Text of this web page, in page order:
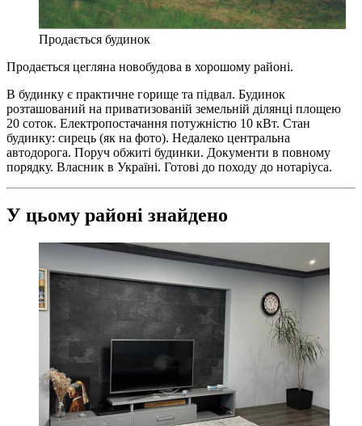
Продається будинок
Продається цегляна новобудова в хорошому районі.
В будинку є практичне горище та підвал. Будинок
розташований на приватизованій земельній ділянці площею
20 соток. Електропостачання потужністю 10 кВт. Стан
будинку: сирець (як на фото). Недалеко центральна
автодорога. Поруч обжиті будинки. Документи в повному
порядку. Власник в Україні. Готові до походу до нотаріуса.
У цьому районі знайдено